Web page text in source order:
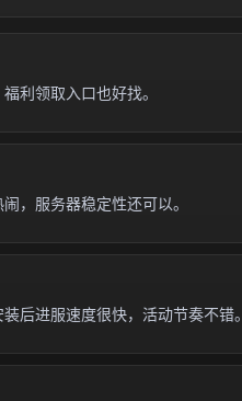
利领取入口也好找。
，服务器稳定性还可以。
后进服速度很快，活动节奏不错。